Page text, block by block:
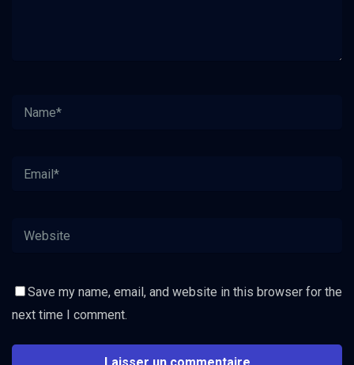
Save my name, email, and website in this browser for the
next time I comment.